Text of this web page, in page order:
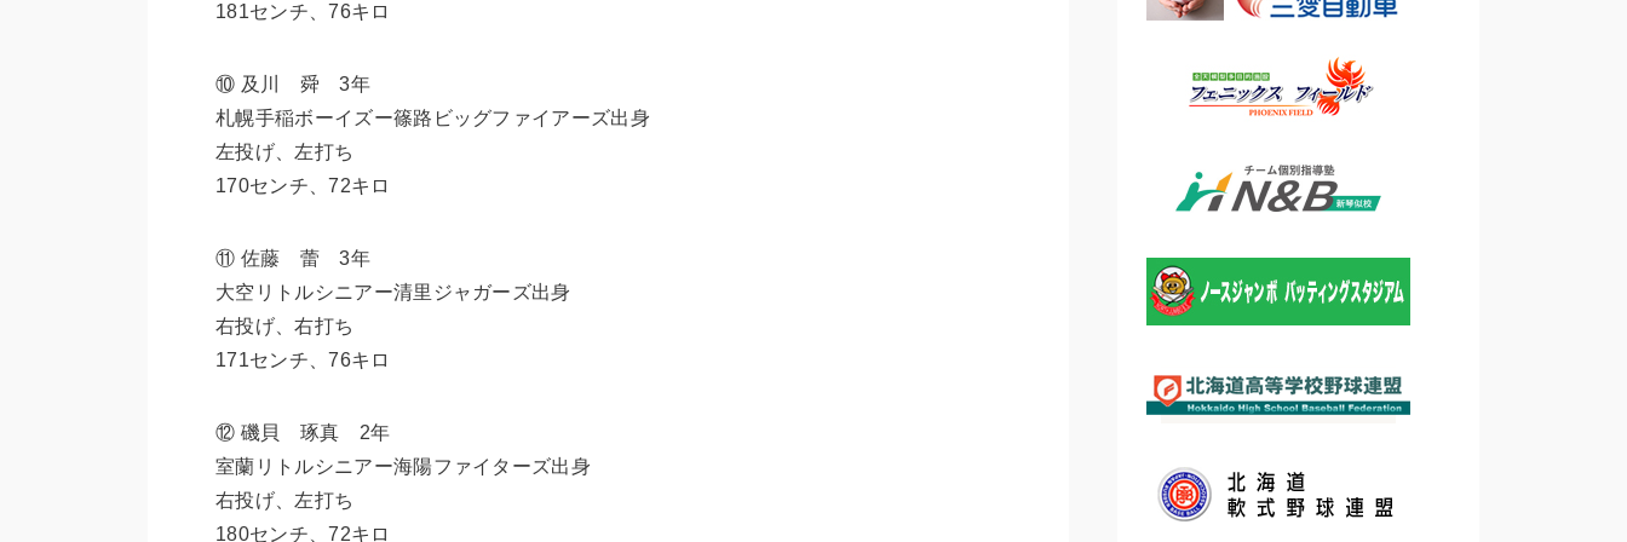
181センチ、76キロ
⑩ 及川 舜 3年
札幌手稲ボーイズー篠路ビッグファイアーズ出身
左投げ、左打ち
170センチ、72キロ
⑪ 佐藤 蕾 3年
大空リトルシニアー清里ジャガーズ出身
右投げ、右打ち
171センチ、76キロ
⑫ 磯貝 琢真 2年
室蘭リトルシニアー海陽ファイターズ出身
右投げ、左打ち
180センチ、72キロ